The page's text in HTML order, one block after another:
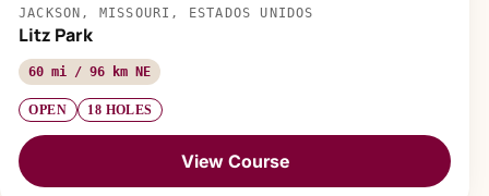
JACKSON, MISSOURI, ESTADOS UNIDOS
Litz Park
60 mi / 96 km NE
OPEN 18 HOLES
View Course